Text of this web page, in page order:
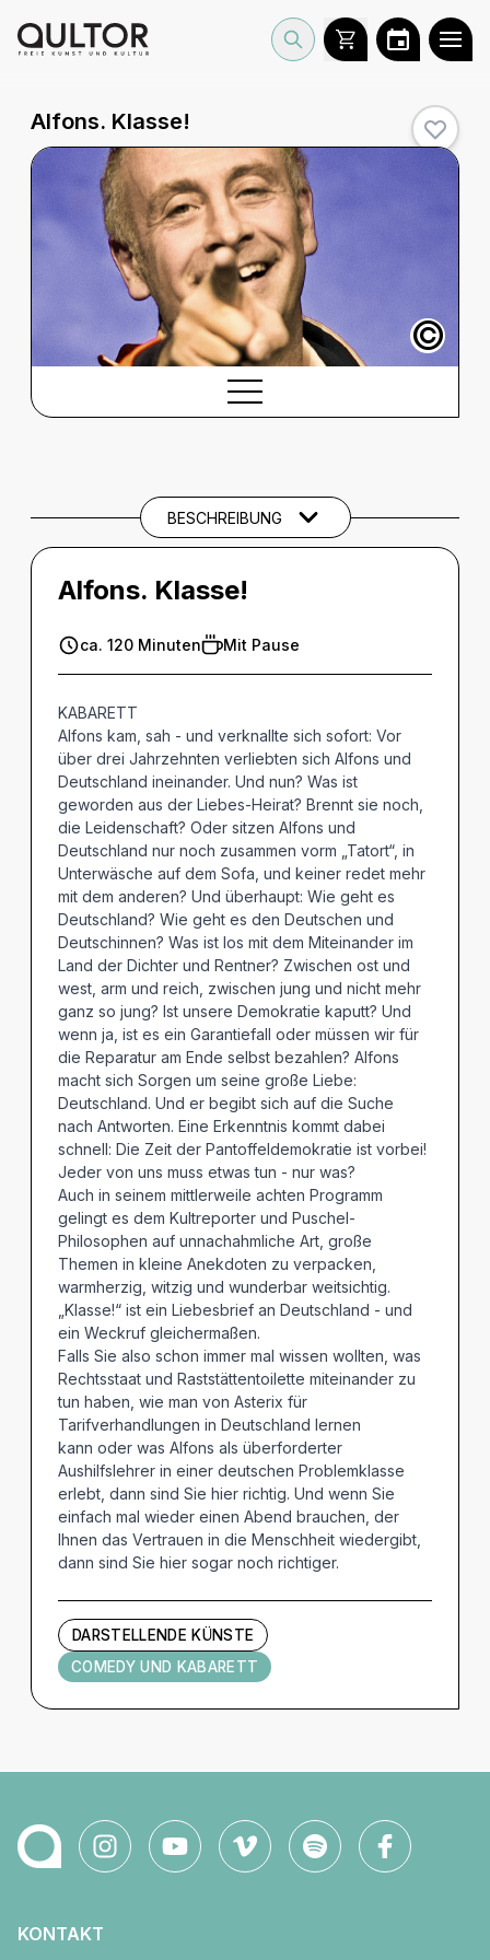
Alfons. Klasse!
©
BESCHREIBUNG
Alfons. Klasse!
ca. 120 Minuten Mit Pause
KABARETT
Alfons kam, sah - und verknallte sich sofort: Vor
über drei Jahrzehnten verliebten sich Alfons und
Deutschland ineinander. Und nun? Was ist
geworden aus der Liebes-Heirat? Brennt sie noch,
die Leidenschaft? Oder sitzen Alfons und
Deutschland nur noch zusammen vorm „Tatort“, in
Unterwäsche auf dem Sofa, und keiner redet mehr
mit dem anderen? Und überhaupt: Wie geht es
Deutschland? Wie geht es den Deutschen und
Deutschinnen? Was ist los mit dem Miteinander im
Land der Dichter und Rentner? Zwischen ost und
west, arm und reich, zwischen jung und nicht mehr
ganz so jung? Ist unsere Demokratie kaputt? Und
wenn ja, ist es ein Garantiefall oder müssen wir für
die Reparatur am Ende selbst bezahlen? Alfons
macht sich Sorgen um seine große Liebe:
Deutschland. Und er begibt sich auf die Suche
nach Antworten. Eine Erkenntnis kommt dabei
schnell: Die Zeit der Pantoffeldemokratie ist vorbei!
Jeder von uns muss etwas tun - nur was?
Auch in seinem mittlerweile achten Programm
gelingt es dem Kultreporter und Puschel-
Philosophen auf unnachahmliche Art, große
Themen in kleine Anekdoten zu verpacken,
warmherzig, witzig und wunderbar weitsichtig.
„Klasse!“ ist ein Liebesbrief an Deutschland - und
ein Weckruf gleichermaßen.
Falls Sie also schon immer mal wissen wollten, was
Rechtsstaat und Raststättentoilette miteinander zu
tun haben, wie man von Asterix für
Tarifverhandlungen in Deutschland lernen
kann oder was Alfons als überforderter
Aushilfslehrer in einer deutschen Problemklasse
erlebt, dann sind Sie hier richtig. Und wenn Sie
einfach mal wieder einen Abend brauchen, der
Ihnen das Vertrauen in die Menschheit wiedergibt,
dann sind Sie hier sogar noch richtiger.
DARSTELLENDE KÜNSTE
COMEDY UND KABARETT
KONTAKT